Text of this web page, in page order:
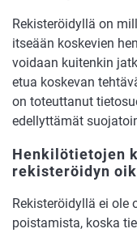
Rekisteröidyllä on
itseään koskevien
voidaan kuitenkin
etua koskevan
on toteuttanut
edellyttämät
Henkilötietojen
rekisteröidyn
Rekisteröidyllä ei ole
poistamista, koska